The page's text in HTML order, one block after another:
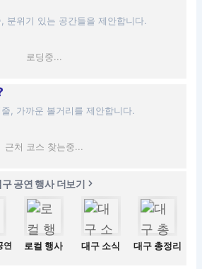
분위기 있는 공간들을 제안합니다.
로딩중...
, 가까운 볼거리를 제안합니다.
근처 코스 찾는중...
공연 행사 더보기
연 로컬 행사 대구 소식 대구 총정리